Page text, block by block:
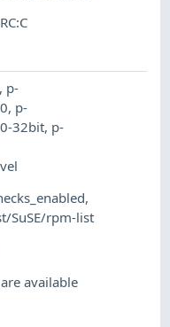
, p-
, p-
32bit, p-
,
SuSE/rpm-list
available